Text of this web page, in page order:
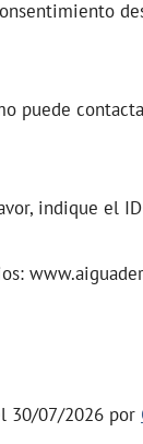
puede
indique el
30/07/2026 por